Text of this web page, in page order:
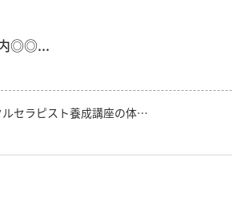
内◎◎...
セラピスト養成講座の体…